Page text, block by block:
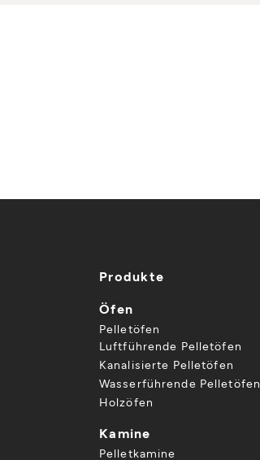
Produkte
Öfen
Pelletöfen
Luftführende Pelletöfen
Kanalisierte Pelletöfen
Wasserführende Pelletöfen
Holzöfen
Kamine
Pelletkamine